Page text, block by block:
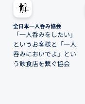
全日本一人呑み協会
「一人呑みをしたい」
というお客様と「一人
呑みにおいでよ」とい
う飲食店を繋ぐ協会